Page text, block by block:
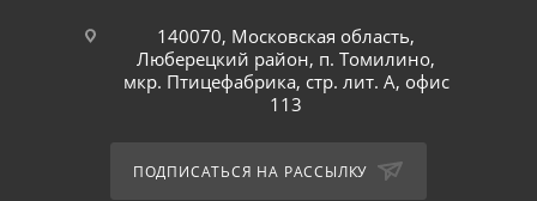
140070, Московская область,
Люберецкий район, п. Томилино,
мкр. Птицефабрика, стр. лит. А, офис
113
ПОДПИСАТЬСЯ НА РАССЫЛКУ